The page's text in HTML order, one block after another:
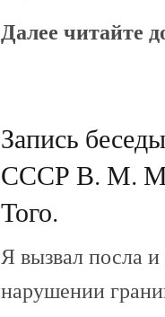
Далее читайте
Запись
СССР В. М.
Того.
Я вызвал посла
нарушении